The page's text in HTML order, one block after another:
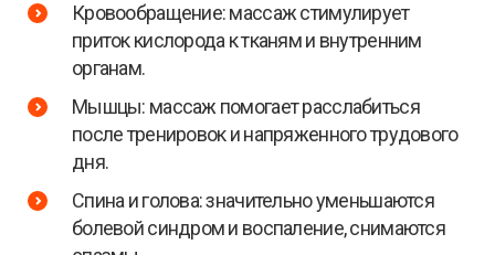
Кровообращение: массаж стимулирует
приток кислорода к тканям и внутренним
органам.
Мышцы: массаж помогает расслабиться
после тренировок и напряженного трудового
дня.
Спина и голова: значительно уменьшаются
болевой синдром и воспаление, снимаются